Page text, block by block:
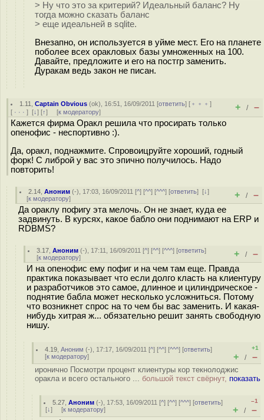
> Ну что это за критерий? Идеальный баланс? Ну
тогда можно сказать баланс
> еще идеальней в sqlite.
Внезапно, он используется в уйме мест. Его на планете
поболее всех оракловых базы умноженных на 100.
Давайте, предложите и его на постгр заменить.
Дуракам ведь закон не писан.
1.11 ,Captain Obvious (ok), 16:51, 16/09/2011 [ответить] [ ﹢﹢﹢]
[ · · · ] [↓] [↑] [к модератору] + / –
Кажется фирма Оракл решила что просирать только
опенофис - неспортивно :).
Да, оракл, поднажмите. Спровоицруйте хороший, годный
форк! С либрой у вас это эпично получилось. Надо
повторить!
2.14 ,Аноним (-), 17:03, 16/09/2011 [^] [^^] [^^^] [ответить][↓]
[к модератору] + / –
Да ораклу пофигу эта мелочь. Он не знает, куда ее
задвинуть. В курсях, какое бабло они поднимают на ERP и
RDBMS?
3.17 ,Аноним (-), 17:11, 16/09/2011 [^] [^^] [^^^] [ответить]
[к модератору] + / –
И на опенофис ему пофиг и на чем там еще. Правда
практика показывает что если долго класть на клиентуру
и разработчиков это самое, длинное и цилиндрическое -
поднятие бабла может несколько усложниться. Потому
что возникнет спрос на то чем бы вас заменить. И какая-
нибудь хитрая ж... обязательно решит занять свободную
нишу.
4.19 ,Аноним (-), 17:17, 16/09/2011 [^] [^^] [^^^] [ответить]
[к модератору]
+1
+ / –
иронично Посмотри процент клиентуры кор текнолоджис
оракла и всего остального ... большой текст свёрнут, показать
5.27 ,Аноним (-), 17:53, 16/09/2011 [^] [^^] [^^^] [ответить]
[↓] [к модератору]
–1
+ / –